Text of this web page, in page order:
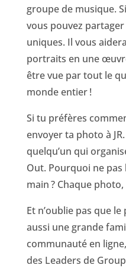
groupe de musique.
vous pouvez partager
uniques. Il vous
portraits en une
être vue par tout le
monde entier !
Si tu préfères
envoyer ta photo à
quelqu’un qui
Out. Pourquoi ne
main ? Chaque
Et n’oublie pas que
aussi une grande
communauté en
des Leaders de